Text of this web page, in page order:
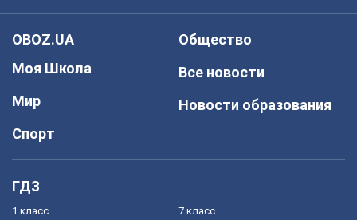
OBOZ.UA
Моя Школа
Мир
Спорт
Общество
Все новости
Новости образования
ГДЗ
1 класс 7 класс